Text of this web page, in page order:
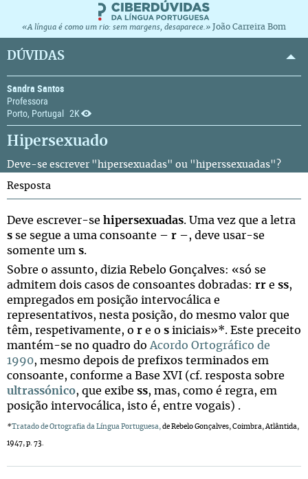
«A língua é como um rio: sem margens, desaparece.» João Carreira Bom
DÚVIDAS
Sandra Santos
Professora
Porto, Portugal 2K
Hipersexuado
Deve-se escrever "hipersexuadas" ou "hiperssexuadas"?
Resposta
Deve escrever-se hipersexuadas. Uma vez que a letra
s se segue a uma consoante – r –, deve usar-se
somente um s.
Sobre o assunto, dizia Rebelo Gonçalves: «só se
admitem dois casos de consoantes dobradas: rr e ss,
empregados em posição intervocálica e
representativos, nesta posição, do mesmo valor que
têm, respetivamente, o r e o s iniciais»*. Este preceito
mantém-se no quadro do Acordo Ortográfico de
1990, mesmo depois de prefixos terminados em
consoante, conforme a Base XVI (cf. resposta sobre
ultrassónico, que exibe ss, mas, como é regra, em
posição intervocálica, isto é, entre vogais) .
*Tratado de Ortografia da Língua Portuguesa, de Rebelo Gonçalves, Coimbra, Atlântida,
1947, p. 73.